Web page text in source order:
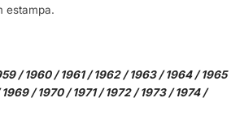
estampa.
/ 1960 / 1961 / 1962 / 1963 / 1964 / 1965
/ 1970 / 1971 / 1972 / 1973 / 1974 /